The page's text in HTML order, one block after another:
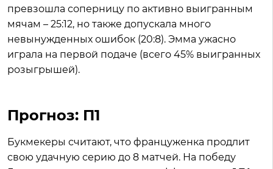
превзошла соперницу по активно выигранным
мячам – 25:12, но также допускала много
невынужденных ошибок (20:8). Эмма ужасно
играла на первой подаче (всего 45% выигранных
розыгрышей).
Прогноз: П1
Букмекеры считают, что француженка продлит
свою удачную серию до 8 матчей. На победу